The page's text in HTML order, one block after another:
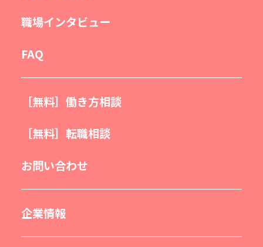
職場インタビュー
FAQ
［無料］働き方相談
［無料］転職相談
お問い合わせ
企業情報